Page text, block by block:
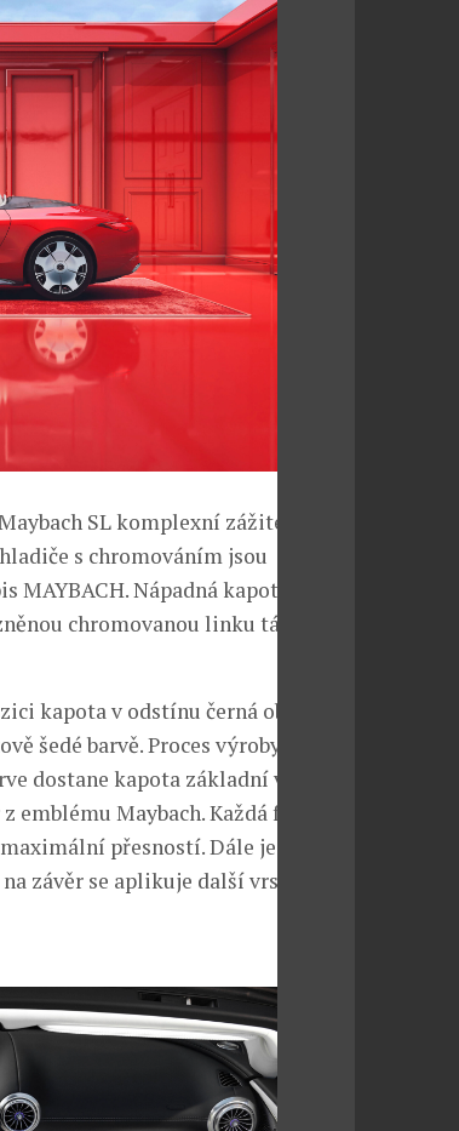
SL komplexní zážitek pro
s chromováním jsou
Nápadná kapota
chromovanou linku táhnoucí
kapota v odstínu černá obsidian
šedé barvě. Proces výroby je
dostane kapota základní vrstvu,
emblému Maybach. Každá fáze je
přesností. Dále je kapota
závěr se aplikuje další vrstva